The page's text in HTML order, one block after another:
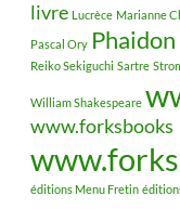
livre Lucrèce Marianne
Pascal Ory Phaidon
Reiko Sekiguchi Sartre
William Shakespeare
www.forksbooks
éditions Menu Fretin